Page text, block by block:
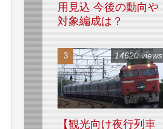
用見込 今後の動向や
対象編成は？
【観光向け夜行列車
14620 views